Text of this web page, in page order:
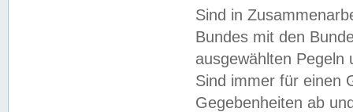
Sind in
Bundes mit den
ausgewählten
Sind immer für einen
Gegebenheiten ab